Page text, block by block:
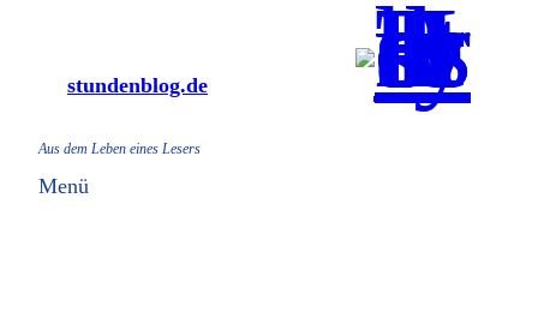
springenstundenblog.de
Aus dem Leben eines Lesers
Menü